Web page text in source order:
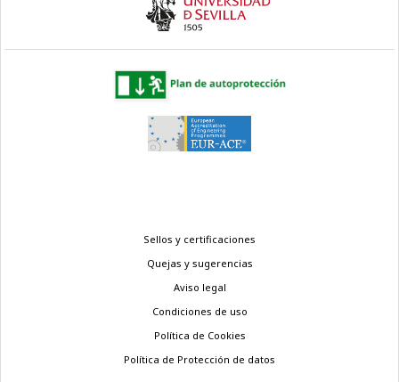
Sellos y certificaciones
Quejas y sugerencias
Aviso legal
Condiciones de uso
Política de Cookies
Política de Protección de datos